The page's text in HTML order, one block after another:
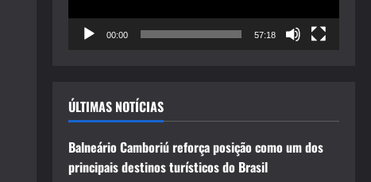
00:00 57:18
ÚLTIMAS NOTÍCIAS
Balneário Camboriú reforça posição como um dos
principais destinos turísticos do Brasil